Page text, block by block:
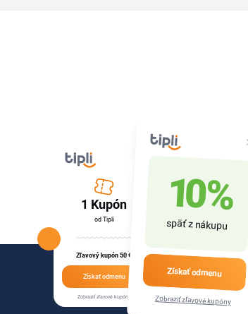
10 %
späť z nákupu
Získať odmenu
Zobraziť zľavové kupóny
1 Kupón
od Tipli
Zľavový kupón 50 €
Získať odmenu
Zobraziť zľavové kupóny